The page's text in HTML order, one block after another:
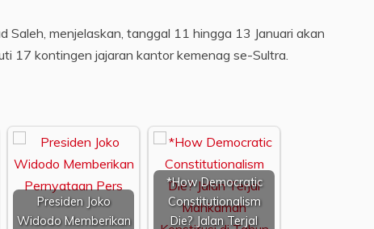
Saleh, menjelaskan, tanggal 11 hingga 13 Januari akan
17 kontingen jajaran kantor kemenag se-Sultra.
Presiden Joko
Widodo Memberikan
*How Democratic
Constitutionalism
Die? Jalan Terjal